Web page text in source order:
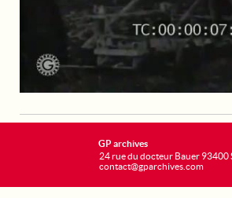
GP archives
24 rue du docteur Bauer 93400
contact@gparchives.com